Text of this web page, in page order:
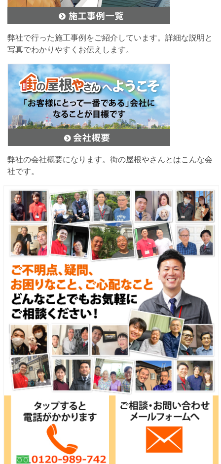
弊社で行った施工事例をご紹介しています。詳細な説明と
写真でわかりやすくお伝えします。
弊社の会社概要になります。街の屋根やさんとはこんな会
社です。